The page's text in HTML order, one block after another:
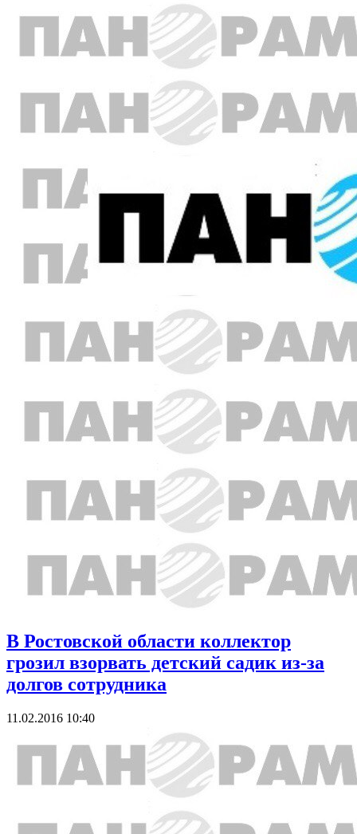
В Ростовской области коллектор
грозил взорвать детский садик из-за
долгов сотрудника
11.02.2016 10:40